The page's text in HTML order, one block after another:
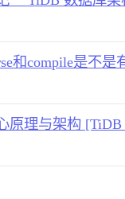
和compile是不是
原理与架构